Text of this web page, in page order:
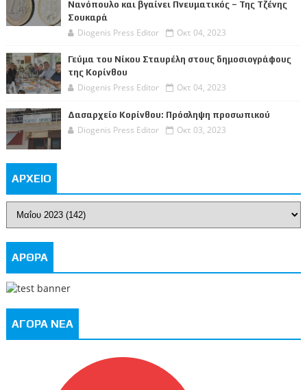
Νανόπουλο και βγαίνει Πνευματικός – Της Τζένης
Σουκαρά
Diogenis Press Editor Οκτ 04, 2023
Γεύμα του Νίκου Σταυρέλη στους δημοσιογράφους
της Κορίνθου
Diogenis Press Editor Οκτ 04, 2023
Δασαρχείο Κορίνθου: Πρόσληψη προσωπικού
Diogenis Press Editor Οκτ 03, 2023
ΑΡΧΕΙΟ
ΑΡΘΡΑ
ΑΓΟΡΑ ΝΕΑ